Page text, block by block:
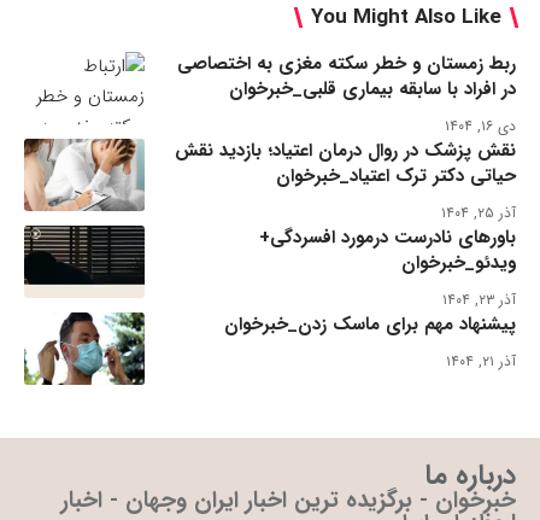
You Might Also Like
ربط زمستان و خطر سکته مغزی به اختصاصی
در افراد با سابقه بیماری قلبی_خبرخوان
دی ۱۶, ۱۴۰۴
نقش پزشک در روال درمان اعتیاد؛ بازدید نقش
حیاتی دکتر ترک اعتیاد_خبرخوان
آذر ۲۵, ۱۴۰۴
باورهای نادرست درمورد افسردگی+
ویدئو_خبرخوان
آذر ۲۳, ۱۴۰۴
پیشنهاد مهم برای ماسک زدن_خبرخوان
آذر ۲۱, ۱۴۰۴
درباره ما
خبرخوان - برگزیده ترین اخبار ایران وجهان - اخبار